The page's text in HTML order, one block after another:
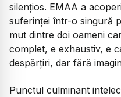
silențios. EMAA a
suferinței într-o singură
mut dintre doi oameni
complet, e exhaustiv, e
despărțiri, dar fără
Punctul culminant